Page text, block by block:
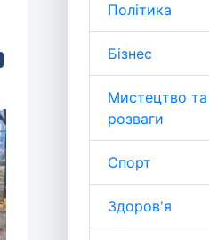
Політика
Бізнес
Мистецтво та
розваги
Спорт
Здоров'я